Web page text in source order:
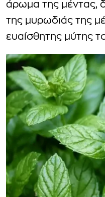
άρωμα της μέντας,
της μυρωδιάς της
ευαίσθητης μύτης